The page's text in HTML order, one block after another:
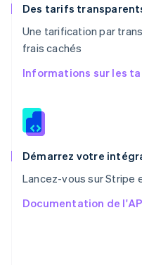
Des tarifs
Une tarification par
frais cachés
Informations sur les
Démarrez votre
Lancez-vous sur Stripe
Documentation de
English
PortuguêsEnglish
R.A.S. de Hong Kong,
English
Roumanie
Royaume-Uni
English
English简体中文
English